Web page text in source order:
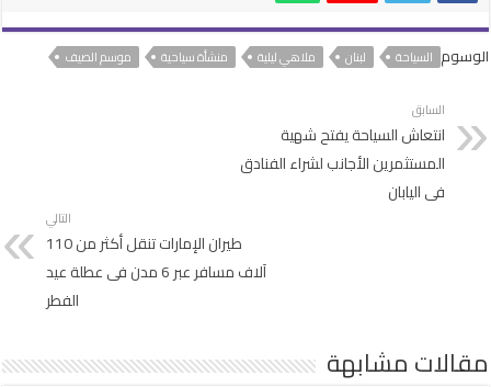
الوسوم السياحة لبنان ملاهي ليلية منشأة سياحية موسم الصيف
السابق
انتعاش السياحة يفتح شهية
المستثمرين الأجانب لشراء الفنادق
فى اليابان
التالي
طيران الإمارات تنقل أكثر من 110
آلاف مسافر عبر 6 مدن فى عطلة عيد
الفطر
مقالات مشابهة